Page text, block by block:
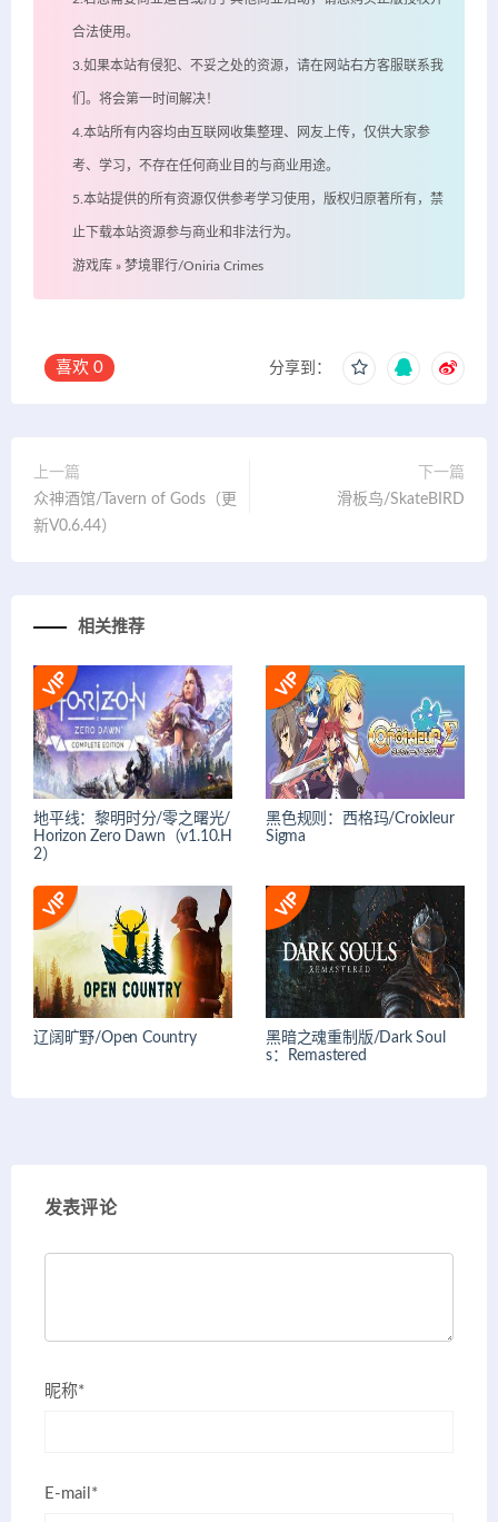
合法使用。
3.如果本站有侵犯、不妥之处的资源，请在网站右方客服联系我
们。将会第一时间解决！
4.本站所有内容均由互联网收集整理、网友上传，仅供大家参
考、学习，不存在任何商业目的与商业用途。
5.本站提供的所有资源仅供参考学习使用，版权归原著所有，禁
止下载本站资源参与商业和非法行为。
游戏库 » 梦境罪行/Oniria Crimes
喜欢 0 分享到：
上一篇
众神酒馆/Tavern of Gods（更
新V0.6.44）
下一篇
滑板鸟/SkateBIRD
相关推荐
地平线：黎明时分/零之曙光/
Horizon Zero Dawn（v1.10.H
2）
黑色规则：西格玛/Croixleur
Sigma
辽阔旷野/Open Country
黑暗之魂重制版/Dark Soul
s：Remastered
发表评论
昵称*
E-mail*